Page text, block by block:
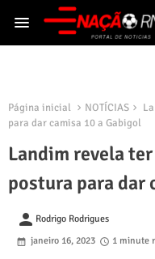
Página inicial NOTÍCIAS
para dar camisa 10 a Gabigol
Landim revela
postura para dar
person Rodrigo Rodrigues
janeiro 16, 2023
1 minute